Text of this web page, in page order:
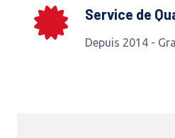
Service de
Depuis 2014 -